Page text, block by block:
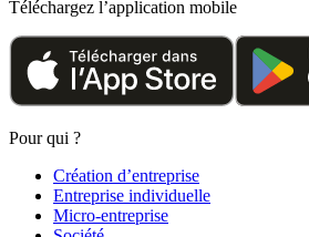
Téléchargez l’application mobile
Pour qui ?
Création d’entreprise
Entreprise individuelle
Micro-entreprise